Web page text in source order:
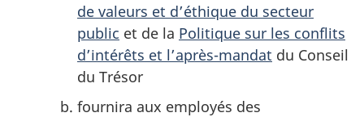
de valeurs et d’éthique du secteur
public et de la Politique sur les conflits
d’intérêts et l’après-mandat du Conseil
du Trésor
fournira aux employés des